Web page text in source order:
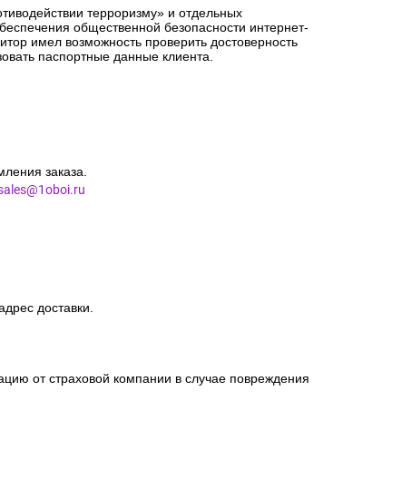
терроризму» и отдельных
общественной безопасности интернет-
имел возможность проверить достоверность
паспортные данные клиента.
заказа.
доставки.
от страховой компании в случае повреждения